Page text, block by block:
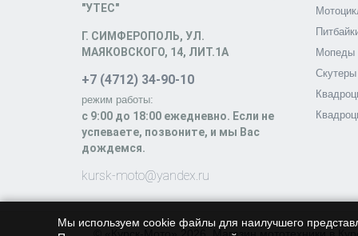
"УТЕС"
Г. СИМФЕРОПОЛЬ, УЛ.
МАЯКОВСКОГО, 14, ЛИТ.1А
+7 (4712) 34-90-10
режим работы:
c 9:00 до 18:00 ежедневно. Если не
успеваете, позвоните, и мы Вас
дождемся.
kursk-moto@yandex.ru
Мопеды
Скутеры
© «Курск-Мото» 2026. Магазин мототехники в
Мы используем cookie файлы для наилучшего